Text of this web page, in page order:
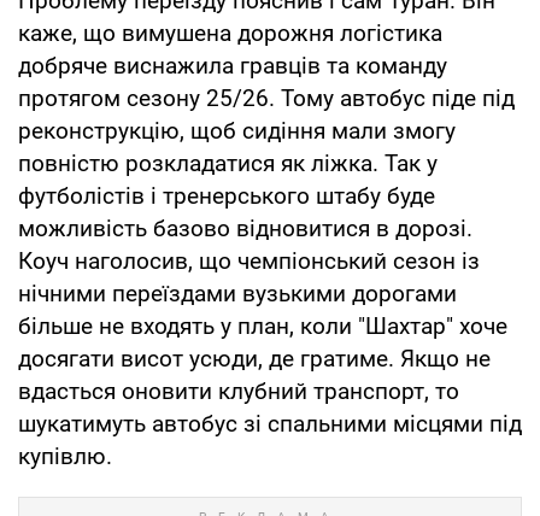
каже, що вимушена дорожня логістика
добряче виснажила гравців та команду
протягом сезону 25/26. Тому автобус піде під
реконструкцію, щоб сидіння мали змогу
повністю розкладатися як ліжка. Так у
футболістів і тренерського штабу буде
можливість базово відновитися в дорозі.
Коуч наголосив, що чемпіонський сезон із
нічними переїздами вузькими дорогами
більше не входять у план, коли "Шахтар" хоче
досягати висот усюди, де гратиме. Якщо не
вдасться оновити клубний транспорт, то
шукатимуть автобус зі спальними місцями під
купівлю.